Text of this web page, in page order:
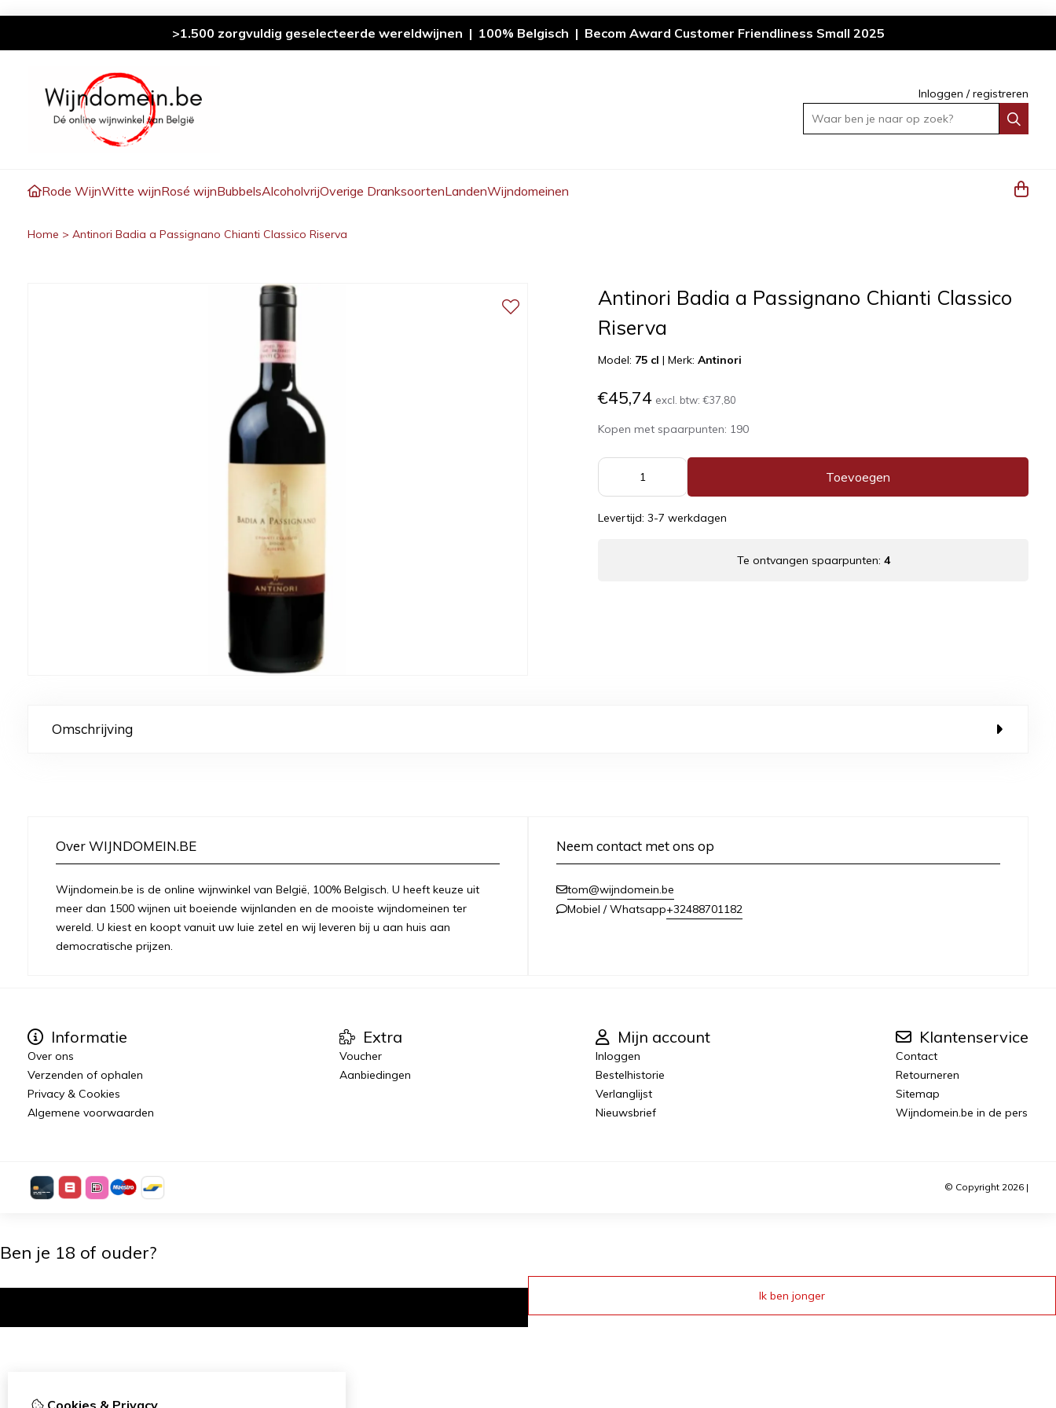
>1.500 zorgvuldig geselecteerde wereldwijnen | 100% Belgisch | Becom Award Customer Friendliness Small 2025
Inloggen /registreren
Waar ben je naar op zoek?
Rode WijnWitte wijnRosé wijnBubbelsAlcoholvrijOverige DranksoortenLandenWijndomeinen
Home > Antinori Badia a Passignano Chianti Classico Riserva
Antinori Badia a Passignano Chianti Classico
Riserva
Model: 75 cl |Merk:Antinori
€45,74 excl. btw:€37,80
Kopen met spaarpunten: 190
Toevoegen
Levertijd: 3-7 werkdagen
Te ontvangen spaarpunten: 4
Omschrijving
Over WIJNDOMEIN.BE
Wijndomein.be is de online wijnwinkel van België, 100% Belgisch. U heeft keuze uit
meer dan 1500 wijnen uit boeiende wijnlanden en de mooiste wijndomeinen ter
wereld. U kiest en koopt vanuit uw luie zetel en wij leveren bij u aan huis aan
democratische prijzen.
Neem contact met ons op
tom@wijndomein.be
Mobiel / Whatsapp+32488701182
Informatie
Over ons
Verzenden of ophalen
Privacy & Cookies
Algemene voorwaarden
Extra
Voucher
Aanbiedingen
Mijn account
Inloggen
Bestelhistorie
Verlanglijst
Nieuwsbrief
Klantenservice
Contact
Retourneren
Sitemap
Wijndomein.be in de pers
© Copyright 2026 |
Cookies & Privacy
Ben je 18 of ouder?
Ik ben jonger